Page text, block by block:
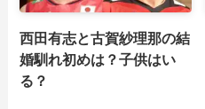
西田有志と古賀紗理那の結
婚馴れ初めは？子供はい
る？